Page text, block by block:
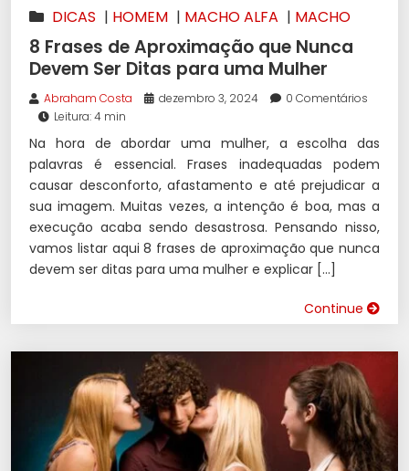
DICAS | HOMEM | MACHO ALFA | MACHO
ALPHA |SEDUÇÃO
8 Frases de Aproximação que Nunca
Devem Ser Ditas para uma Mulher
Abraham Costa dezembro 3, 2024
0 Comentários
Leitura: 4 min
Na hora de abordar uma mulher, a escolha das
palavras é essencial. Frases inadequadas podem
causar desconforto, afastamento e até prejudicar a
sua imagem. Muitas vezes, a intenção é boa, mas a
execução acaba sendo desastrosa. Pensando nisso,
vamos listar aqui 8 frases de aproximação que nunca
devem ser ditas para uma mulher e explicar […]
Continue